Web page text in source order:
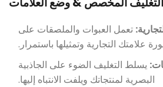
تعمل العبوات والملصقات على
علامتك التجارية وتمثيلها باستمرار.
يسلط التغليف الضوء على الجاذبية
البصرية لمنتجاتك ويلفت الانتباه إليها.